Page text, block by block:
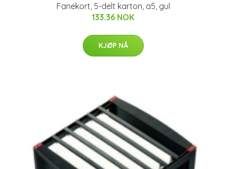
Fanekort, 5-delt karton, a5, gul
133.36 NOK
KJØP NÅ